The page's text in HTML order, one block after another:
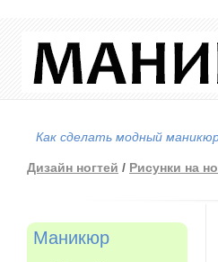
Как сделать модный
Дизайн ногтей / Рисунки на
Маникюр